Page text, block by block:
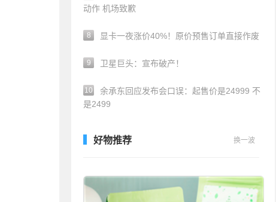
动作 机场致歉
8 显卡一夜涨价40%！原价预售订单直接作废
9 卫星巨头：宣布破产！
10
余承东回应发布会口误：起售价是24999 不
是2499
好物推荐 换一波